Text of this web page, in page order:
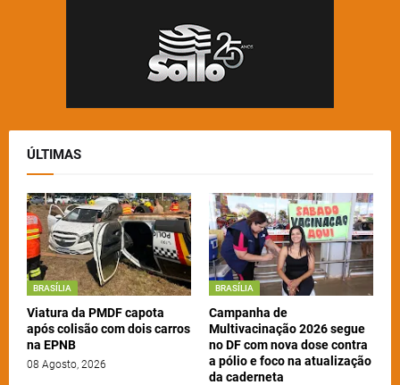
ÚLTIMAS
BRASÍLIA
Viatura da PMDF capota
após colisão com dois carros
na EPNB
08 Agosto, 2026
BRASÍLIA
Campanha de
Multivacinação 2026 segue
no DF com nova dose contra
a pólio e foco na atualização
da caderneta